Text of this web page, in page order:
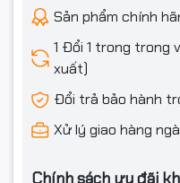
Sản phẩm chính
1 Đổi 1 trong trong
xuất)
Đổi trả bảo hành
Xử lý giao hàng
Chính sách ưu đãi
Tốc độ quét (A4 / LTR, Portrait)
Đen trắng
300dpi
200dpi